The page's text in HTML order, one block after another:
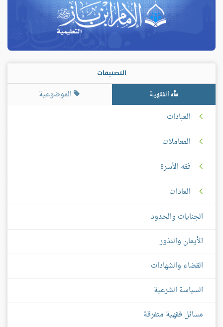
التصنيفات
الفقهية
الموضوعية
العبادات
المعاملات
فقه الأسرة
العادات
الجنايات والحدود
الأيمان والنذور
القضاء والشهادات
السياسة الشرعية
مسائل فقهية متفرقة